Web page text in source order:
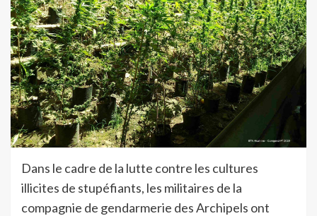
Dans le cadre de la lutte contre les cultures
illicites de stupéfiants, les militaires de la
compagnie de gendarmerie des Archipels ont